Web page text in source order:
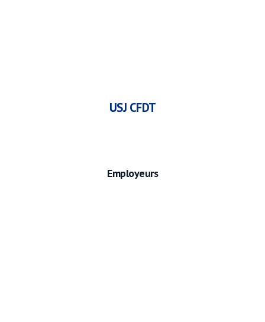
USJ CFDT
Employeurs